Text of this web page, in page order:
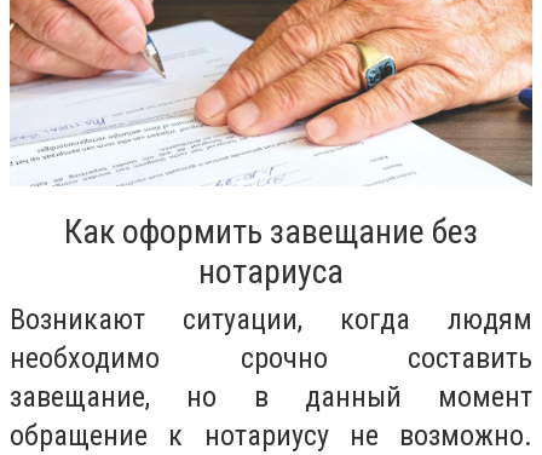
Как оформить завещание без
нотариуса
Возникают ситуации, когда людям
необходимо срочно составить
завещание, но в данный момент
обращение к нотариусу не возможно.